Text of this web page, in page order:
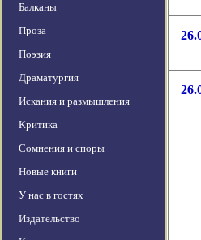
Балканы
Проза
Поэзия
Драматургия
Искания и размышления
Критика
Сомнения и споры
Новые книги
У нас в гостях
Издательство